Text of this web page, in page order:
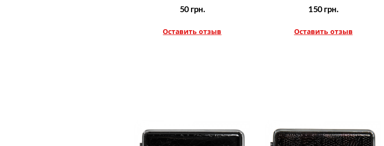
50 грн.
Оставить отзыв
150 грн.
Оставить отзыв